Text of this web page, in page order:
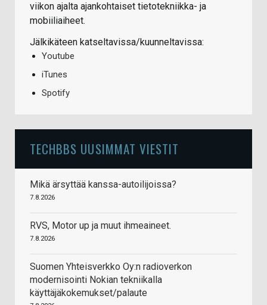
viikon ajalta ajankohtaiset tietotekniikka- ja
mobiiliaiheet.
Jälkikäteen katseltavissa/kuunneltavissa:
Youtube
iTunes
Spotify
TECHBBS UUSIMMAT VIESTIT
Mikä ärsyttää kanssa-autoilijoissa?
7.8.2026
RVS, Motor up ja muut ihmeaineet.
7.8.2026
Suomen Yhteisverkko Oy:n radioverkon
modernisointi Nokian tekniikalla
käyttäjäkokemukset/palaute